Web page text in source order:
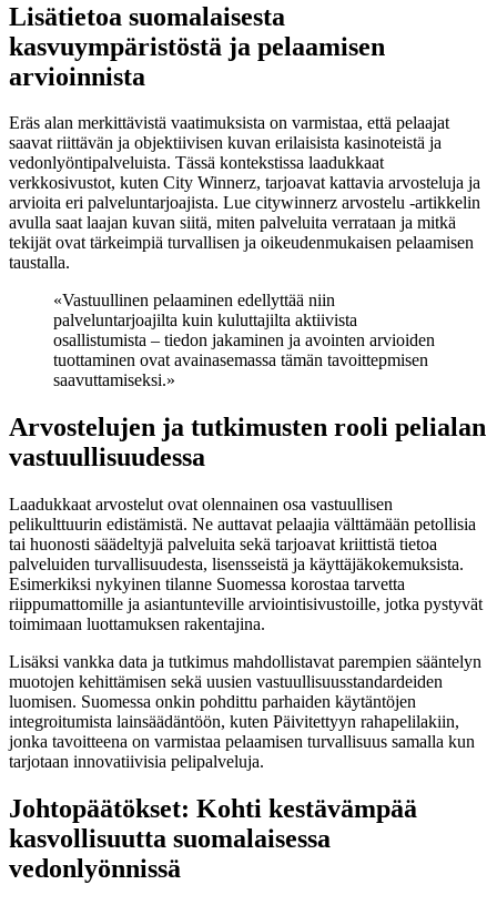
Lisätietoa suomalaisesta
kasvuympäristöstä ja pelaamisen
arvioinnista
Eräs alan merkittävistä vaatimuksista on varmistaa, että pelaajat
saavat riittävän ja objektiivisen kuvan erilaisista kasinoteistä ja
vedonlyöntipalveluista. Tässä kontekstissa laadukkaat
verkkosivustot, kuten City Winnerz, tarjoavat kattavia arvosteluja ja
arvioita eri palveluntarjoajista. Lue citywinnerz arvostelu -artikkelin
avulla saat laajan kuvan siitä, miten palveluita verrataan ja mitkä
tekijät ovat tärkeimpiä turvallisen ja oikeudenmukaisen pelaamisen
taustalla.
«Vastuullinen pelaaminen edellyttää niin
palveluntarjoajilta kuin kuluttajilta aktiivista
osallistumista – tiedon jakaminen ja avointen arvioiden
tuottaminen ovat avainasemassa tämän tavoittepmisen
saavuttamiseksi.»
Arvostelujen ja tutkimusten rooli pelialan
vastuullisuudessa
Laadukkaat arvostelut ovat olennainen osa vastuullisen
pelikulttuurin edistämistä. Ne auttavat pelaajia välttämään petollisia
tai huonosti säädeltyjä palveluita sekä tarjoavat kriittistä tietoa
palveluiden turvallisuudesta, lisensseistä ja käyttäjäkokemuksista.
Esimerkiksi nykyinen tilanne Suomessa korostaa tarvetta
riippumattomille ja asiantunteville arviointisivustoille, jotka pystyvät
toimimaan luottamuksen rakentajina.
Lisäksi vankka data ja tutkimus mahdollistavat parempien sääntelyn
muotojen kehittämisen sekä uusien vastuullisuusstandardeiden
luomisen. Suomessa onkin pohdittu parhaiden käytäntöjen
integroitumista lainsäädäntöön, kuten Päivitettyyn rahapelilakiin,
jonka tavoitteena on varmistaa pelaamisen turvallisuus samalla kun
tarjotaan innovatiivisia pelipalveluja.
Johtopäätökset: Kohti kestävämpää
kasvollisuutta suomalaisessa
vedonlyönnissä